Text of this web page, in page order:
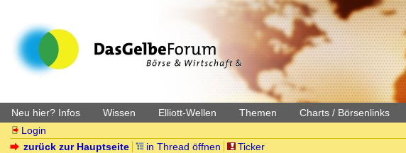
Neu hier? Infos Wissen Elliott-Wellen Themen Charts / Börsenlinks
Login
zurück zur Hauptseite
in Thread öffnen Ticker